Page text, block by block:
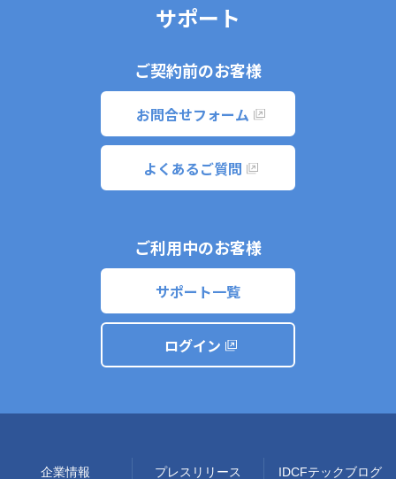
サポート
ご契約前のお客様
お問合せフォーム
よくあるご質問
ご利用中のお客様
サポート一覧
ログイン
企業情報 プレスリリース IDCFテックブログ